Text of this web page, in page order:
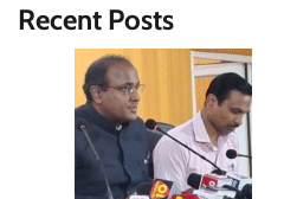
Recent Posts